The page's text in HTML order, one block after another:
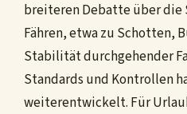
breiteren Debatte über die
Fähren, etwa zu Schotten,
Stabilität durchgehender
Standards und Kontrollen
weiterentwickelt. Für